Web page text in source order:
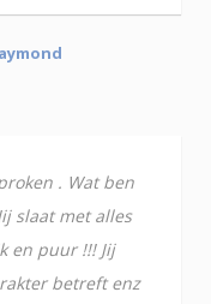
. Wat ben
slaat met alles
en puur !!! Jij
betreft enz